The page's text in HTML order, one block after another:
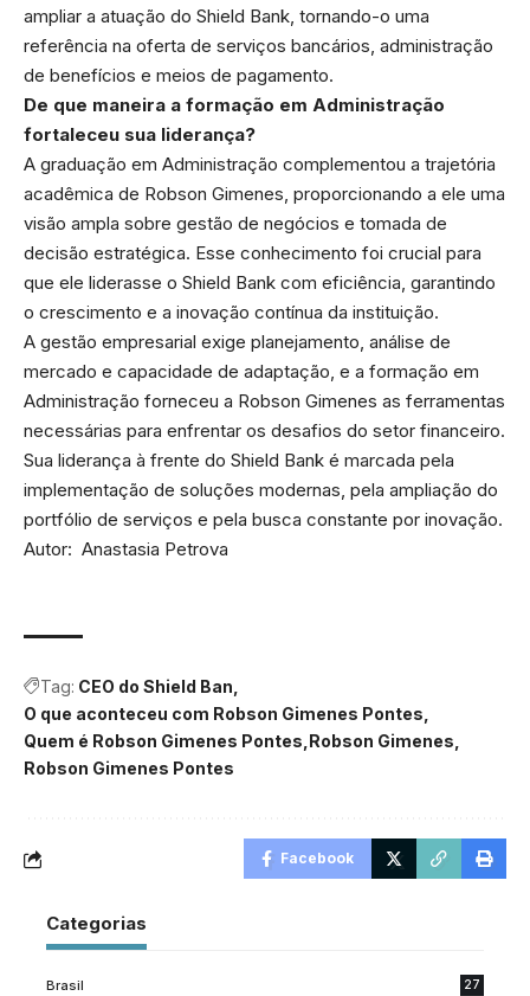
ampliar a atuação do Shield Bank, tornando-o uma
referência na oferta de serviços bancários, administração
de benefícios e meios de pagamento.
De que maneira a formação em Administração
fortaleceu sua liderança?
A graduação em Administração complementou a trajetória
acadêmica de Robson Gimenes, proporcionando a ele uma
visão ampla sobre gestão de negócios e tomada de
decisão estratégica. Esse conhecimento foi crucial para
que ele liderasse o Shield Bank com eficiência, garantindo
o crescimento e a inovação contínua da instituição.
A gestão empresarial exige planejamento, análise de
mercado e capacidade de adaptação, e a formação em
Administração forneceu a Robson Gimenes as ferramentas
necessárias para enfrentar os desafios do setor financeiro.
Sua liderança à frente do Shield Bank é marcada pela
implementação de soluções modernas, pela ampliação do
portfólio de serviços e pela busca constante por inovação.
Autor: Anastasia Petrova
Tag: CEO do Shield Ban
O que aconteceu com Robson Gimenes Pontes
Quem é Robson Gimenes Pontes Robson Gimenes
Robson Gimenes Pontes
Facebook
Categorias
Brasil 27